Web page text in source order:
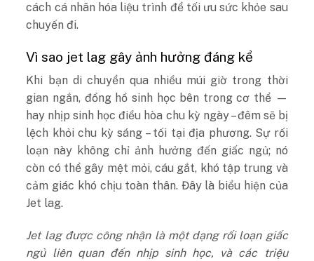
cách cá nhân hóa liệu trình để tối ưu sức khỏe sau
chuyến đi.
Vì sao jet lag gây ảnh hưởng đáng kể
Khi bạn di chuyển qua nhiều múi giờ trong thời
gian ngắn, đồng hồ sinh học bên trong cơ thể —
hay nhịp sinh học điều hòa chu kỳ ngày – đêm sẽ bị
lệch khỏi chu kỳ sáng – tối tại địa phương. Sự rối
loạn này không chỉ ảnh hưởng đến giấc ngủ; nó
còn có thể gây mệt mỏi, cáu gắt, khó tập trung và
cảm giác khó chịu toàn thân. Đây là biểu hiện của
Jet lag.
Jet lag được công nhận là một dạng rối loạn giấc
ngủ liên quan đến nhịp sinh học, và các triệu